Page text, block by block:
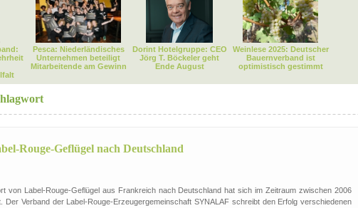
Pesca: Niederländisches
Unternehmen beteiligt
Mitarbeitende am Gewinn
Dorint Hotelgruppe: CEO
Jörg T. Böckeler geht
Ende August
Weinlese 2025: Deutscher
Bauernverband ist
optimistisch gestimmt
Rouge-Geflügel nach Deutschland
von Label-Rouge-Geflügel aus Frankreich nach Deutschland hat sich im Zeitraum zwischen 2006
Der Verband der Label-Rouge-Erzeugergemeinschaft SYNALAF schreibt den Erfolg verschiedenen